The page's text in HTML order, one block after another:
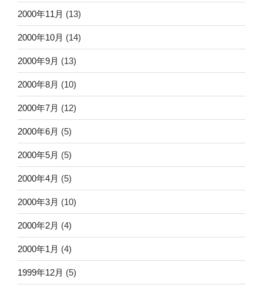
2000年11月 (13)
2000年10月 (14)
2000年9月 (13)
2000年8月 (10)
2000年7月 (12)
2000年6月 (5)
2000年5月 (5)
2000年4月 (5)
2000年3月 (10)
2000年2月 (4)
2000年1月 (4)
1999年12月 (5)